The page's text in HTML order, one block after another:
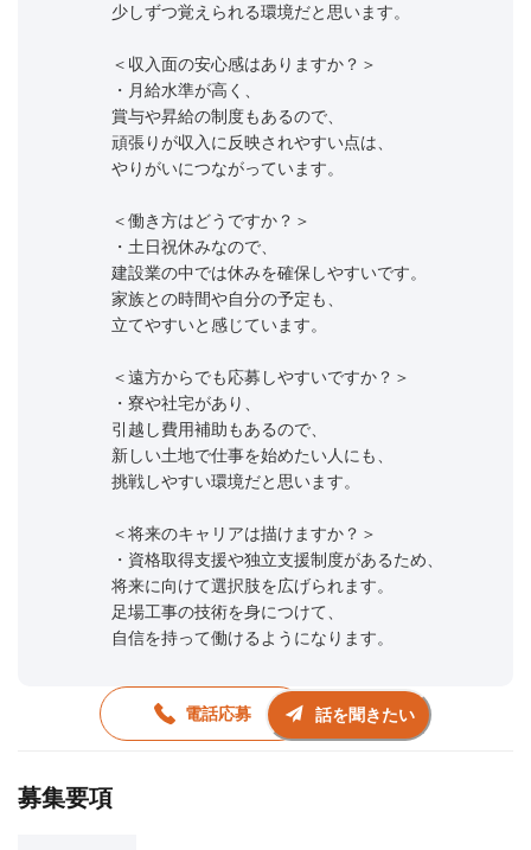
少しずつ覚えられる環境だと思います。
＜収入面の安心感はありますか？＞
・月給水準が高く、
賞与や昇給の制度もあるので、
頑張りが収入に反映されやすい点は、
やりがいにつながっています。
＜働き方はどうですか？＞
・土日祝休みなので、
建設業の中では休みを確保しやすいです。
家族との時間や自分の予定も、
立てやすいと感じています。
＜遠方からでも応募しやすいですか？＞
・寮や社宅があり、
引越し費用補助もあるので、
新しい土地で仕事を始めたい人にも、
挑戦しやすい環境だと思います。
＜将来のキャリアは描けますか？＞
・資格取得支援や独立支援制度があるため、
将来に向けて選択肢を広げられます。
足場工事の技術を身につけて、
自信を持って働けるようになります。
電話応募 話を聞きたい
募集要項